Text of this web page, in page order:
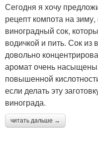
Сегодня я хочу
рецепт компота на
виноградный сок,
водичкой и пить. Сок из
довольно
аромат очень
повышенной
если делать эту
винограда.
читать дальше →